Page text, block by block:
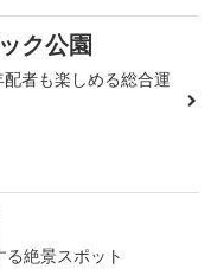
ク公園
者も楽しめる総合運
絶景スポット